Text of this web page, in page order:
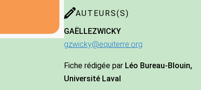
AUTEURS(S)
GAËLLEZWICKY
gzwicky@equiterre.org
Fiche rédigée par Léo Bureau-Blouin,
Université Laval